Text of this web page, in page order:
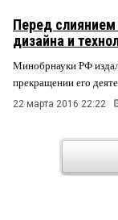
Перед
дизайна и
Минобрнауки РФ
прекращении его
22 марта 2016 22:22